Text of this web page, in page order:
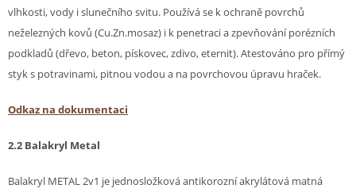
vlhkosti, vody i slunečního svitu. Používá se k ochraně povrchů
neželezných kovů (Cu.Zn.mosaz) i k penetraci a zpevňování porézních
podkladů (dřevo, beton, pískovec, zdivo, eternit). Atestováno pro přímý
styk s potravinami, pitnou vodou a na povrchovou úpravu hraček.
Odkaz na dokumentaci
2.2 Balakryl Metal
Balakryl METAL 2v1 je jednosložková antikorozní akrylátová matná